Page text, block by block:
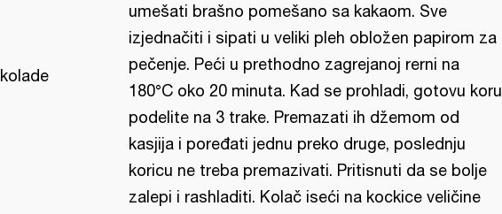
umešati brašno pomešano sa kakaom. Sve
izjednačiti i sipati u veliki pleh obložen papirom za
pečenje. Peći u prethodno zagrejanoj rerni na
180°C oko 20 minuta. Kad se prohladi, gotovu koru
podelite na 3 trake. Premazati ih džemom od
kasjija i poređati jednu preko druge, poslednju
koricu ne treba premazivati. Pritisnuti da se bolje
zalepi i rashladiti. Kolač iseći na kockice veličine